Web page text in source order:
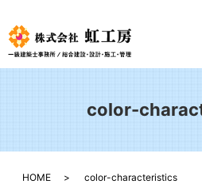
color-
HOME color-characteristics